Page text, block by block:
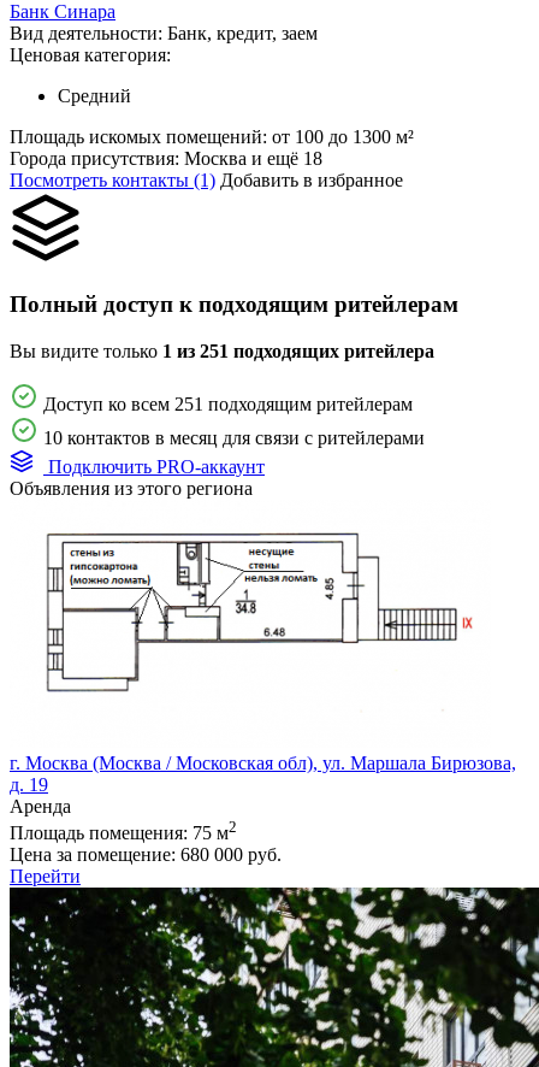
Банк Синара
Вид деятельности: Банк, кредит, заем
Ценовая категория:
Средний
Площадь искомых помещений: от 100 до 1300 м²
Города присутствия: Москва и ещё 18
Посмотреть контакты (1) Добавить в избранное
Полный доступ к подходящим ритейлерам
Вы видите только 1 из 251 подходящих ритейлера
Доступ ко всем 251 подходящим ритейлерам
10 контактов в месяц для связи с ритейлерами
Подключить PRO-аккаунт
Объявления из этого региона
г. Москва (Москва / Московская обл), ул. Маршала Бирюзова,
д. 19
Аренда
Площадь помещения: 75 м2
Цена за помещение: 680 000 руб.
Перейти